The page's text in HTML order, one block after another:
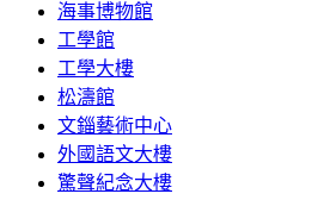
海事博物館
工學館
工學大樓
松濤館
文錙藝術中心
外國語文大樓
驚聲紀念大樓